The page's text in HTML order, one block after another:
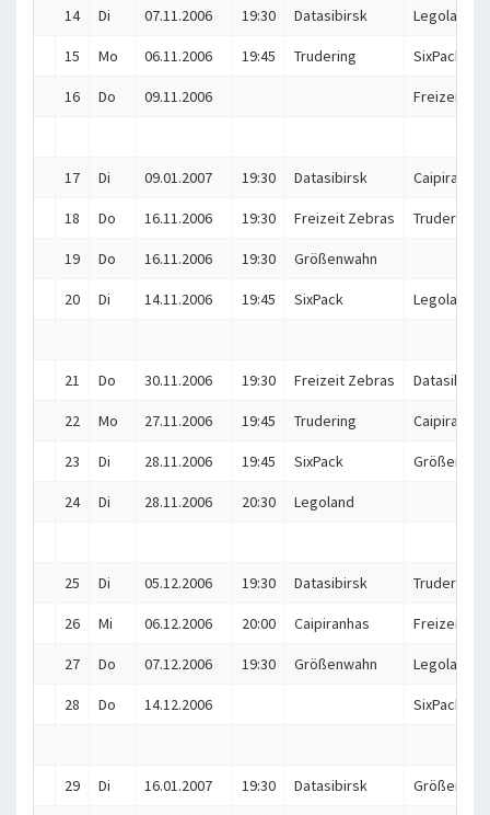
14 Di 07.11.2006 19:30 Datasibirsk Legoland
15 Mo 06.11.2006 19:45 Trudering SixPack
16 Do 09.11.2006 Freizeit
17 Di 09.01.2007 19:30 Datasibirsk Caipiranhas
18 Do 16.11.2006 19:30 Freizeit Zebras Trudering
19 Do 16.11.2006 19:30 Größenwahn
20 Di 14.11.2006 19:45 SixPack Legoland
21 Do 30.11.2006 19:30 Freizeit Zebras Datasibirsk
22 Mo 27.11.2006 19:45 Trudering Caipiranhas
23 Di 28.11.2006 19:45 SixPack
24 Di 28.11.2006 20:30 Legoland
25 Di 05.12.2006 19:30 Datasibirsk Trudering
26 Mi 06.12.2006 20:00 Caipiranhas Freizeit
27 Do 07.12.2006 19:30 Größenwahn Legoland
28 Do 14.12.2006 SixPack
29 Di 16.01.2007 19:30 Datasibirsk